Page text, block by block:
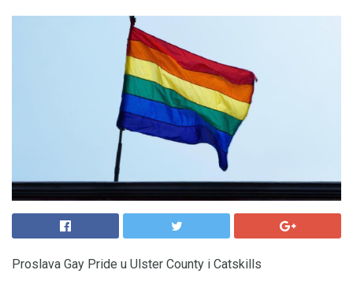
Proslava Gay Pride u Ulster County i Catskills